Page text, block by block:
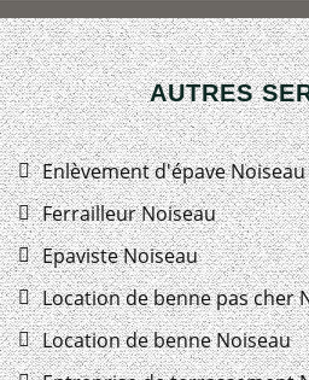
AUTRES
Enlèvement d'épave Noiseau
Ferrailleur Noiseau
Epaviste Noiseau
Location de benne pas cher
Location de benne Noiseau